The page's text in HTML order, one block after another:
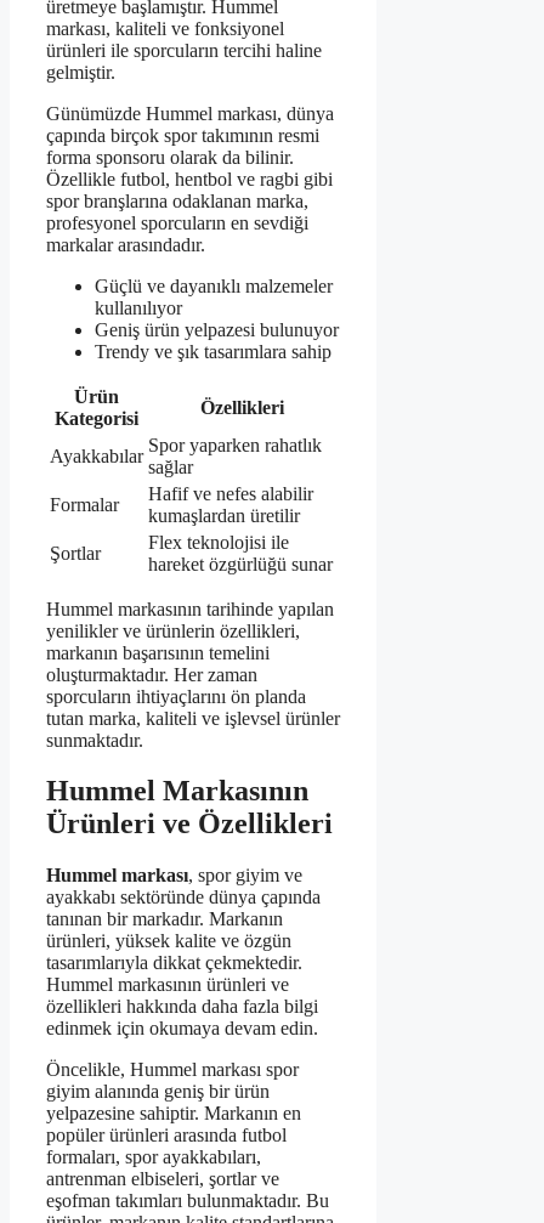
üretmeye başlamıştır. Hummel
markası, kaliteli ve fonksiyonel
ürünleri ile sporcuların tercihi haline
gelmiştir.
Günümüzde Hummel markası, dünya
çapında birçok spor takımının resmi
forma sponsoru olarak da bilinir.
Özellikle futbol, hentbol ve ragbi gibi
spor branşlarına odaklanan marka,
profesyonel sporcuların en sevdiği
markalar arasındadır.
Güçlü ve dayanıklı malzemeler
kullanılıyor
Geniş ürün yelpazesi bulunuyor
Trendy ve şık tasarımlara sahip
Ürün
Kategorisi
Özellikleri
Ayakkabılar
Spor yaparken rahatlık
sağlar
Formalar
Hafif ve nefes alabilir
kumaşlardan üretilir
Şortlar
Flex teknolojisi ile
hareket özgürlüğü sunar
Hummel markasının tarihinde yapılan
yenilikler ve ürünlerin özellikleri,
markanın başarısının temelini
oluşturmaktadır. Her zaman
sporcuların ihtiyaçlarını ön planda
tutan marka, kaliteli ve işlevsel ürünler
sunmaktadır.
Hummel Markasının
Ürünleri ve Özellikleri
Hummel markası, spor giyim ve
ayakkabı sektöründe dünya çapında
tanınan bir markadır. Markanın
ürünleri, yüksek kalite ve özgün
tasarımlarıyla dikkat çekmektedir.
Hummel markasının ürünleri ve
özellikleri hakkında daha fazla bilgi
edinmek için okumaya devam edin.
Öncelikle, Hummel markası spor
giyim alanında geniş bir ürün
yelpazesine sahiptir. Markanın en
popüler ürünleri arasında futbol
formaları, spor ayakkabıları,
antrenman elbiseleri, şortlar ve
eşofman takımları bulunmaktadır. Bu